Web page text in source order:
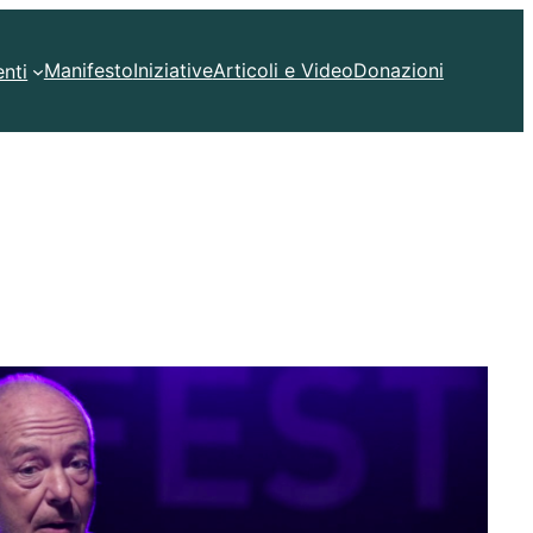
ManifestoIniziativeArticoli e VideoDonazioni